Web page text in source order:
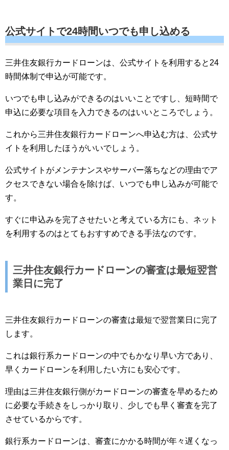
公式サイトで24時間いつでも申し込める
三井住友銀行カードローンは、公式サイトを利用すると24
時間体制で申込が可能です。
いつでも申し込みができるのはいいことですし、短時間で
申込に必要な項目を入力できるのはいいところでしょう。
これから三井住友銀行カードローンへ申込む方は、公式サ
イトを利用したほうがいいでしょう。
公式サイトがメンテナンスやサーバー落ちなどの理由でア
クセスできない場合を除けば、いつでも申し込みが可能で
す。
すぐに申込みを完了させたいと考えている方にも、ネット
を利用するのはとてもおすすめできる手法なのです。
三井住友銀行カードローンの審査は最短翌営
業日に完了
三井住友銀行カードローンの審査は最短で翌営業日に完了
します。
これは銀行系カードローンの中でもかなり早い方であり、
早くカードローンを利用したい方にも安心です。
理由は三井住友銀行側がカードローンの審査を早めるため
に必要な手続きをしっかり取り、少しでも早く審査を完了
させているからです。
銀行系カードローンは、審査にかかる時間が年々遅くなっ